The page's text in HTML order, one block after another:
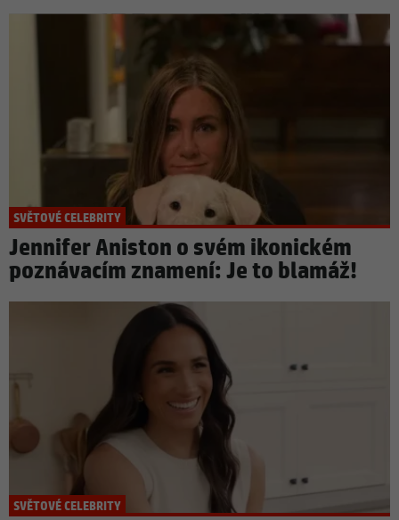
SVĚTOVÉ CELEBRITY
Jennifer Aniston o svém ikonickém
poznávacím znamení: Je to blamáž!
SVĚTOVÉ CELEBRITY